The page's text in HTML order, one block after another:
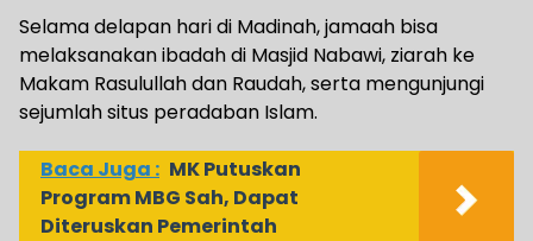
Selama delapan hari di Madinah, jamaah bisa
melaksanakan ibadah di Masjid Nabawi, ziarah ke
Makam Rasulullah dan Raudah, serta mengunjungi
sejumlah situs peradaban Islam.
Baca Juga : MK Putuskan
Program MBG Sah, Dapat
Diteruskan Pemerintah